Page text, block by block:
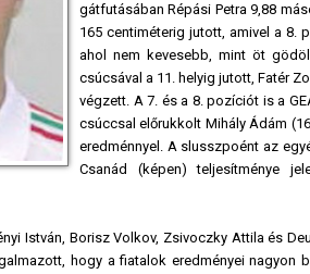
gátfutásában Répási Petra 9,88
165 centiméterig jutott, amivel a 8.
ahol nem kevesebb, mint öt
csúcsával a 11. helyig jutott, Fatér
végzett. A 7. és a 8. pozíciót is a
csúccsal előrukkolt Mihály Ádám
eredménnyel. A slusszpoént az
Csanád (képen) teljesítménye
István, Borisz Volkov, Zsivoczky Attila és
hogy a fiatalok eredményei nagyon